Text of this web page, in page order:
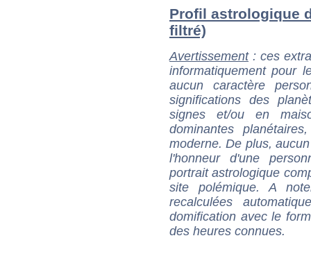
Profil astrologique
filtré)
Avertissement: ces
informatiquement pour
aucun caractère
significations des
signes et/ou en
dominantes
moderne. De plus,
l'honneur d'une
portrait astrologique
site polémique. A
recalculées
domification avec le
des heures connues.